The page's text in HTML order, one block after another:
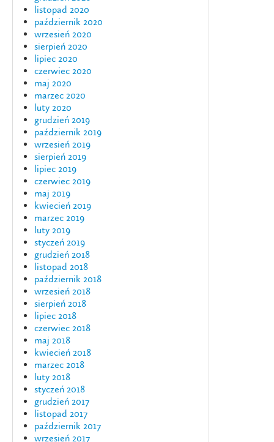
listopad 2020
październik 2020
wrzesień 2020
sierpień 2020
lipiec 2020
czerwiec 2020
maj 2020
marzec 2020
luty 2020
grudzień 2019
październik 2019
wrzesień 2019
sierpień 2019
lipiec 2019
czerwiec 2019
maj 2019
kwiecień 2019
marzec 2019
luty 2019
styczeń 2019
grudzień 2018
listopad 2018
październik 2018
wrzesień 2018
sierpień 2018
lipiec 2018
czerwiec 2018
maj 2018
kwiecień 2018
marzec 2018
luty 2018
styczeń 2018
grudzień 2017
listopad 2017
październik 2017
wrzesień 2017